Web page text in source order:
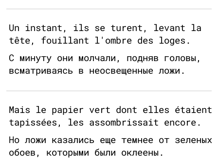
Un instant, ils se turent, levant la
tête, fouillant l'ombre des loges.
С минуту они молчали, подняв головы,
всматриваясь в неосвещенные ложи.
Mais le papier vert dont elles étaient
tapissées, les assombrissait encore.
Но ложи казались еще темнее от зеленых
обоев, которыми были оклеены.